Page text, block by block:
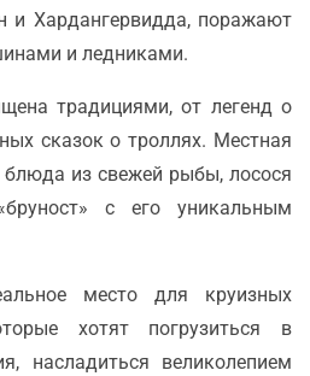
и Хардангервидда, поражают
и ледниками.
традициями, от легенд о
сказок о троллях. Местная
блюда из свежей рыбы, лосося
с его уникальным
место для круизных
хотят погрузиться в
насладиться великолепием